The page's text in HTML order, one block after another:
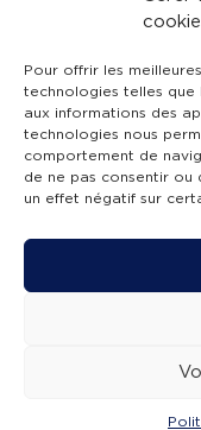
Pour offrir les
technologies telles
aux informations des
technologies nous
comportement de
de ne pas consentir
un effet négatif sur